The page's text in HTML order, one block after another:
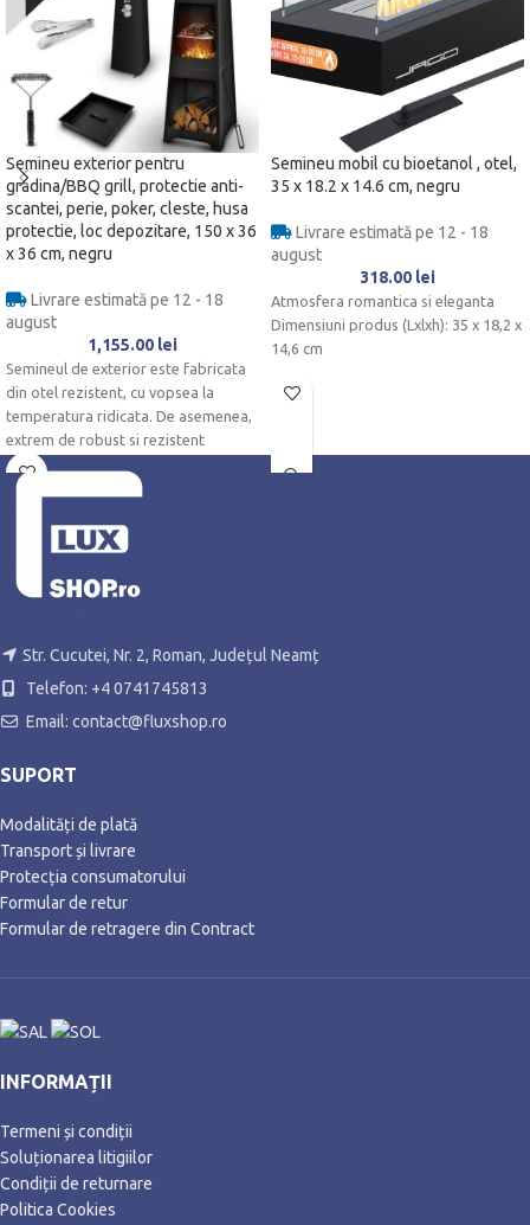
Semineu exterior pentru
gradina/BBQ grill, protectie anti-
scantei, perie, poker, cleste, husa
protectie, loc depozitare, 150 x 36
x 36 cm, negru
Livrare estimată pe 12 - 18
august
1,155.00 lei
Semineul de exterior este fabricata
din otel rezistent, cu vopsea la
temperatura ridicata. De asemenea,
extrem de robust si rezistent
Semineu mobil cu bioetanol , otel,
35 x 18.2 x 14.6 cm, negru
Livrare estimată pe 12 - 18
august
318.00 lei
Atmosfera romantica si eleganta
Dimensiuni produs (Lxlxh): 35 x 18,2 x
14,6 cm
Str. Cucutei, Nr. 2, Roman, Județul Neamț
Telefon: +4 0741745813
Email: contact@fluxshop.ro
SUPORT
Modalități de plată
Transport și livrare
Protecția consumatorului
Formular de retur
Formular de retragere din Contract
INFORMAȚII
Termeni și condiții
Soluționarea litigiilor
Condiții de returnare
Politica Cookies